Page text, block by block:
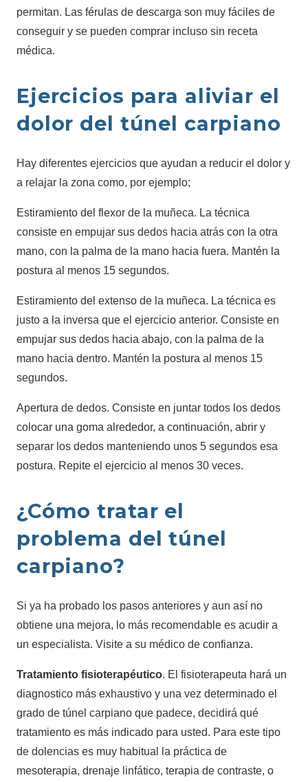
permitan. Las férulas de descarga son muy fáciles de
conseguir y se pueden comprar incluso sin receta
médica.
Ejercicios para aliviar el
dolor del túnel carpiano
Hay diferentes ejercicios que ayudan a reducir el dolor y
a relajar la zona como, por ejemplo;
Estiramiento del flexor de la muñeca. La técnica
consiste en empujar sus dedos hacia atrás con la otra
mano, con la palma de la mano hacia fuera. Mantén la
postura al menos 15 segundos.
Estiramiento del extenso de la muñeca. La técnica es
justo a la inversa que el ejercicio anterior. Consiste en
empujar sus dedos hacia abajo, con la palma de la
mano hacia dentro. Mantén la postura al menos 15
segundos.
Apertura de dedos. Consiste en juntar todos los dedos
colocar una goma alrededor, a continuación, abrir y
separar los dedos manteniendo unos 5 segundos esa
postura. Repite el ejercicio al menos 30 veces.
¿Cómo tratar el
problema del túnel
carpiano?
Si ya ha probado los pasos anteriores y aun así no
obtiene una mejora, lo más recomendable es acudir a
un especialista. Visite a su médico de confianza.
Tratamiento fisioterapéutico. El fisioterapeuta hará un
diagnostico más exhaustivo y una vez determinado el
grado de túnel carpiano que padece, decidirá qué
tratamiento es más indicado para usted. Para este tipo
de dolencias es muy habitual la práctica de
mesoterapia, drenaje linfático, terapia de contraste, o